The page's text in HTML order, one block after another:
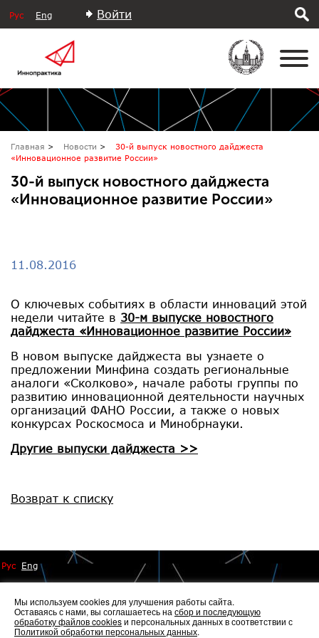
Рус Eng Войти
Главная Новости
30-й выпуск новостного дайджеста
«Инновационное развитие России»
30-й выпуск новостного дайджеста
«Инновационное развитие России»
11.08.2016
О ключевых событиях в области инноваций этой
недели читайте в 30-м выпуске новостного
дайджеста «Инновационное развитие России»
В новом выпуске дайджеста вы узнаете о
предложении Минфина создать региональные
аналоги «Сколково», начале работы группы по
развитию инновационной деятельности научных
организаций ФАНО России, а также о новых
конкурсах Роскосмоса и Минобрнауки.
Другие выпуски дайджеста >>
Возврат к списку
Рус Eng
Мы используем cookies для улучшения работы сайта.
Оставаясь с нами, вы соглашаетесь на сбор и последующую
обработку файлов cookiesи персональных данных в соответствии с
Политикой обработки персональных данных.